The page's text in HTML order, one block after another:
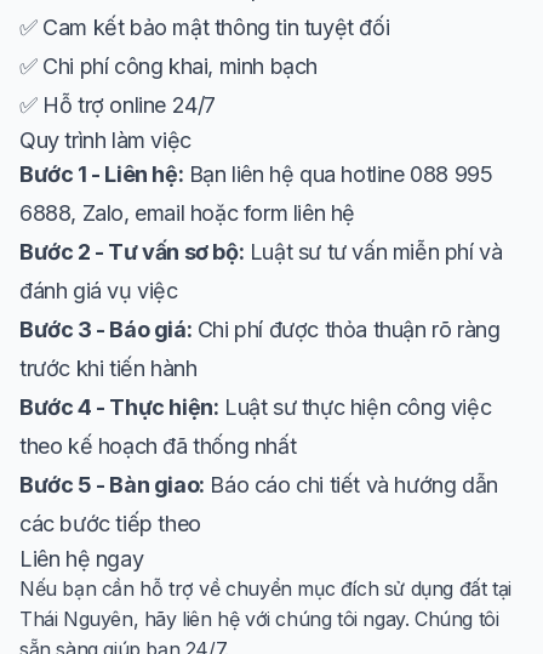
✅ Cam kết bảo mật thông tin tuyệt đối
✅ Chi phí công khai, minh bạch
✅ Hỗ trợ online 24/7
Quy trình làm việc
Bước 1 - Liên hệ: Bạn liên hệ qua hotline 088 995
6888, Zalo, email hoặc form liên hệ
Bước 2 - Tư vấn sơ bộ: Luật sư tư vấn miễn phí và
đánh giá vụ việc
Bước 3 - Báo giá: Chi phí được thỏa thuận rõ ràng
trước khi tiến hành
Bước 4 - Thực hiện: Luật sư thực hiện công việc
theo kế hoạch đã thống nhất
Bước 5 - Bàn giao: Báo cáo chi tiết và hướng dẫn
các bước tiếp theo
Liên hệ ngay
Nếu bạn cần hỗ trợ về chuyển mục đích sử dụng đất tại
Thái Nguyên, hãy liên hệ với chúng tôi ngay. Chúng tôi